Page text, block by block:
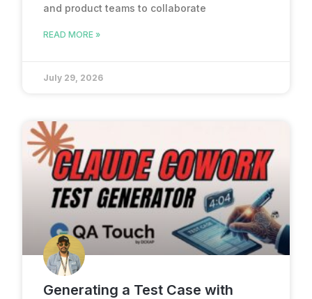
and product teams to collaborate
READ MORE »
July 29, 2026
Generating a Test Case with